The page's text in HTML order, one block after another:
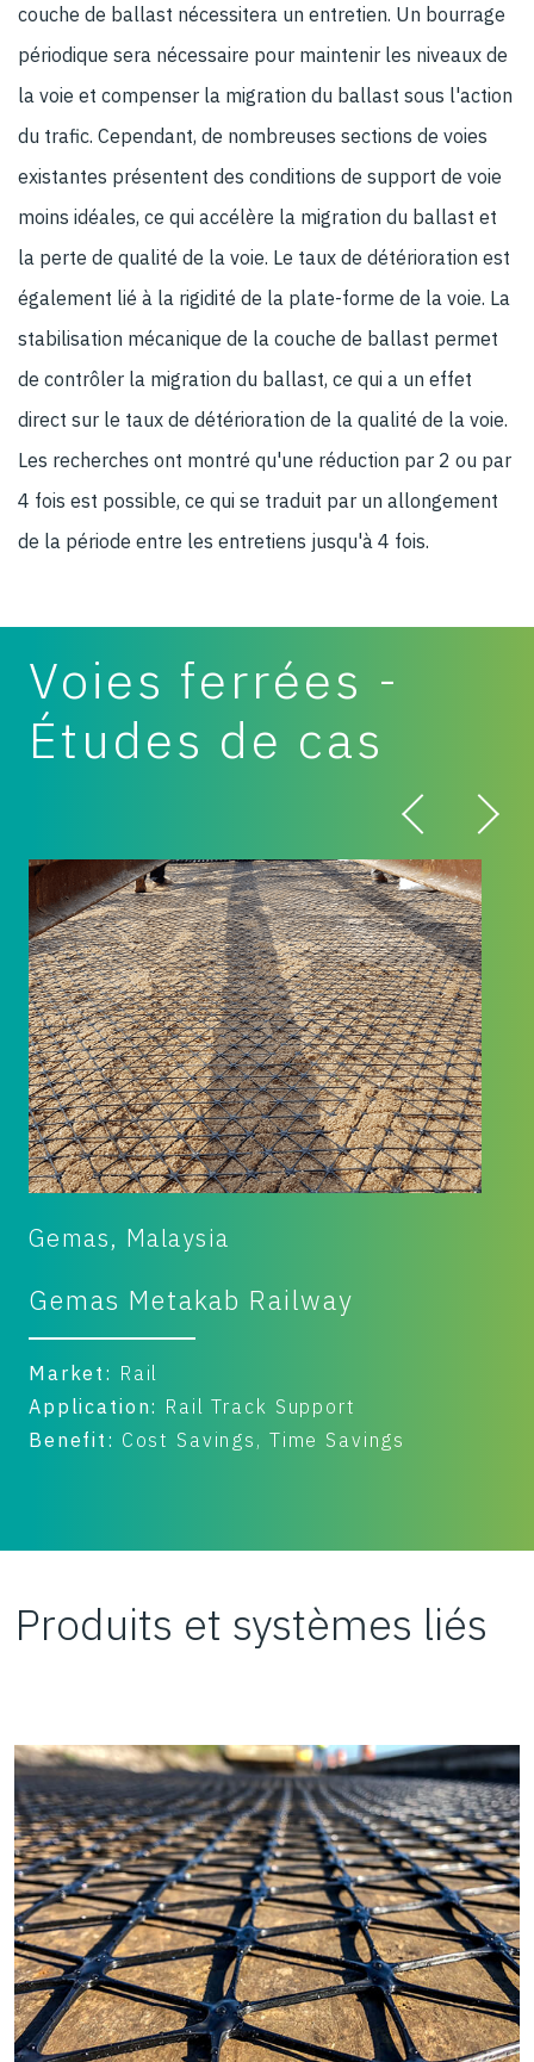
couche de ballast nécessitera un entretien. Un bourrage
périodique sera nécessaire pour maintenir les niveaux de
la voie et compenser la migration du ballast sous l'action
du trafic. Cependant, de nombreuses sections de voies
existantes présentent des conditions de support de voie
moins idéales, ce qui accélère la migration du ballast et
la perte de qualité de la voie. Le taux de détérioration est
également lié à la rigidité de la plate-forme de la voie. La
stabilisation mécanique de la couche de ballast permet
de contrôler la migration du ballast, ce qui a un effet
direct sur le taux de détérioration de la qualité de la voie.
Les recherches ont montré qu'une réduction par 2 ou par
4 fois est possible, ce qui se traduit par un allongement
de la période entre les entretiens jusqu'à 4 fois.
Voies ferrées -
Études de cas
Vest Region, Romania
Rehabilitation of Curtici -
Simeria Frontier Railway
Market: Rail
Application:Rail Track Support
Produits et systèmes liés